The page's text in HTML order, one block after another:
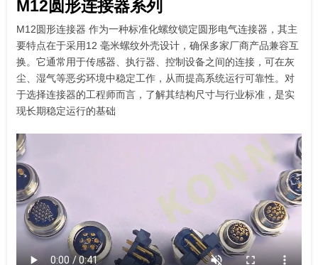
M12圆形连接器系列
M12圆形连接器 作为一种标准化螺纹锁定圆形电气连接器，其主
要特点在于采用12 毫米螺纹外壳设计，确保多家厂商产品兼容互
换。它通常用于传感器、执行器、控制设备之间的连接，可在灰
尘、湿气等恶劣环境中稳定工作，从而提高系统运行可靠性。对
于选择连接器的工程师而言，了解其结构尺寸与行业标准，是实
现长期稳定运行的基础